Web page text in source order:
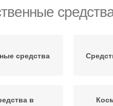
средства
в